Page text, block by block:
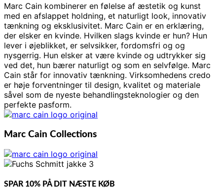
Marc Cain kombinerer en følelse af æstetik og kunst
med en afslappet holdning, et naturligt look, innovativ
tænkning og eksklusivitet. Marc Cain er en erklæring,
der elsker en kvinde. Hvilken slags kvinde er hun? Hun
lever i øjeblikket, er selvsikker, fordomsfri og og
nysgerrig. Hun elsker at være kvinde og udtrykker sig
ved det, hun bærer naturligt og som en selvfølge. Marc
Cain står for innovativ tænkning. Virksomhedens credo
er høje forventninger til design, kvalitet og materiale
såvel som de nyeste behandlingsteknologier og den
perfekte pasform.
Marc Cain Collections
SPAR 10% PÅ DIT NÆSTE KØB